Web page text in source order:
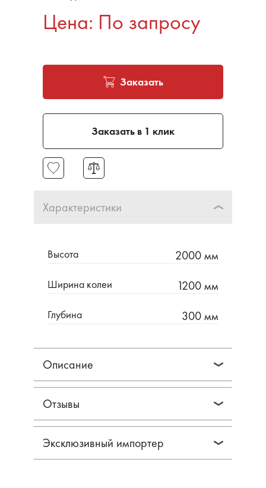
Цена: По запросу
Заказать
Заказать в 1 клик
Характеристики
Высота 2000 мм
Ширина колеи 1200 мм
Глубина 300 мм
Описание
Отзывы
Эксклюзивный импортер